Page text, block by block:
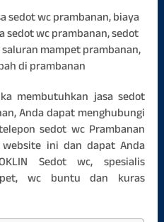
membutuhkan jasa sedot
Anda dapat menghubungi
sedot wc Prambanan
ini dan dapat Anda
Sedot wc, spesialis
wc buntu dan kuras